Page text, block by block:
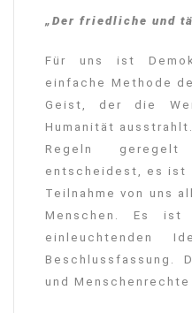
„Der friedliche und
Für uns ist
einfache Methode
Geist, der die
Humanität
Regeln
entscheidest, es ist
Teilnahme von uns
Menschen. Es
einleuchtenden
Beschlussfassung.
und Menschenrechte